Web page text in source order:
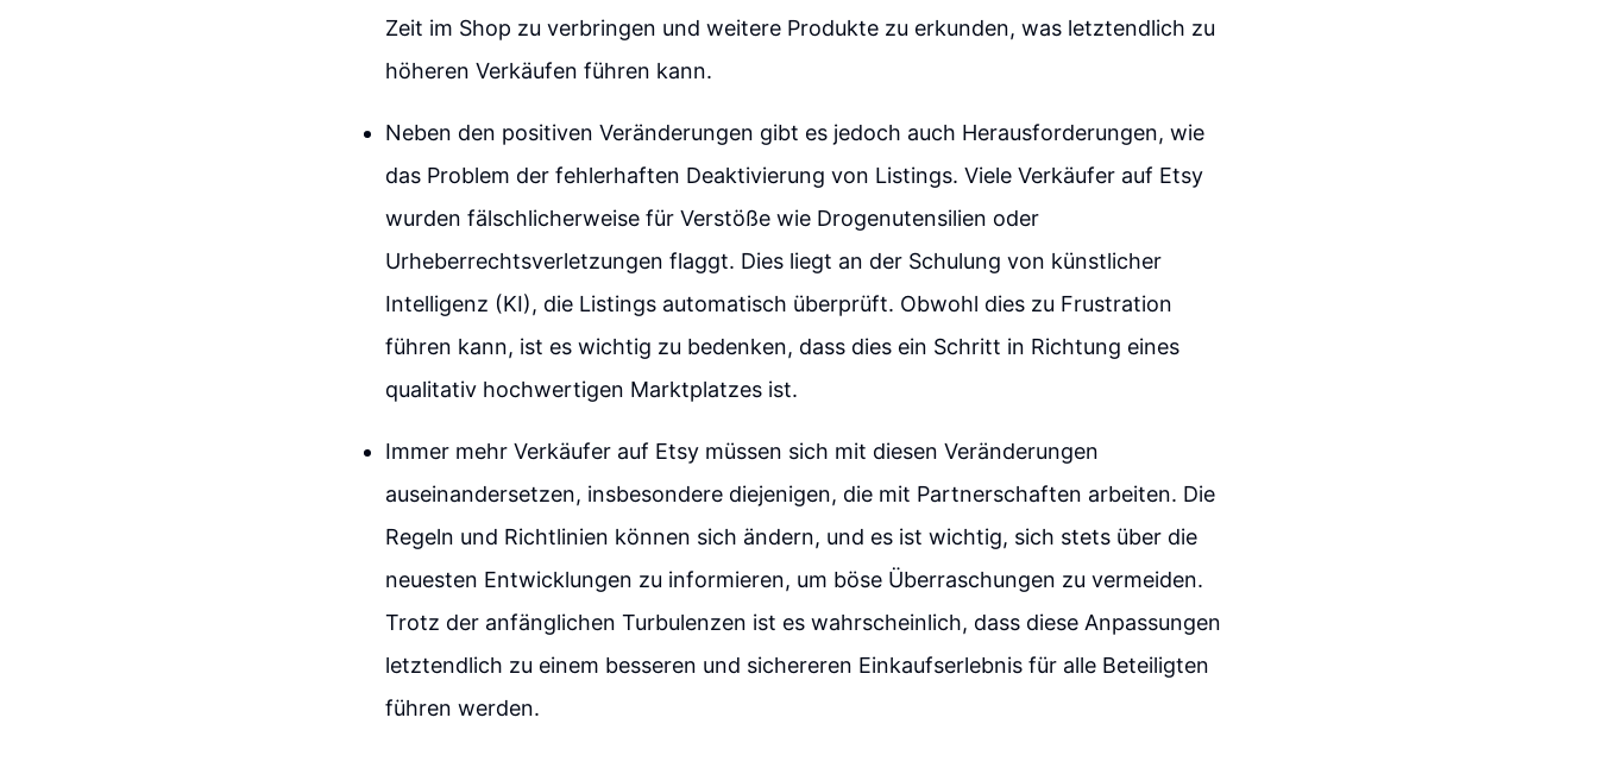
Zeit im Shop zu verbringen und weitere Produkte zu erkunden, was letztendlich zu
höheren Verkäufen führen kann.
Neben den positiven Veränderungen gibt es jedoch auch Herausforderungen, wie
das Problem der fehlerhaften Deaktivierung von Listings. Viele Verkäufer auf Etsy
wurden fälschlicherweise für Verstöße wie Drogenutensilien oder
Urheberrechtsverletzungen flaggt. Dies liegt an der Schulung von künstlicher
Intelligenz (KI), die Listings automatisch überprüft. Obwohl dies zu Frustration
führen kann, ist es wichtig zu bedenken, dass dies ein Schritt in Richtung eines
qualitativ hochwertigen Marktplatzes ist.
Immer mehr Verkäufer auf Etsy müssen sich mit diesen Veränderungen
auseinandersetzen, insbesondere diejenigen, die mit Partnerschaften arbeiten. Die
Regeln und Richtlinien können sich ändern, und es ist wichtig, sich stets über die
neuesten Entwicklungen zu informieren, um böse Überraschungen zu vermeiden.
Trotz der anfänglichen Turbulenzen ist es wahrscheinlich, dass diese Anpassungen
letztendlich zu einem besseren und sichereren Einkaufserlebnis für alle Beteiligten
führen werden.